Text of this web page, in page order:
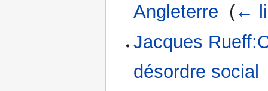
Angleterre (←
Jacques
désordre social